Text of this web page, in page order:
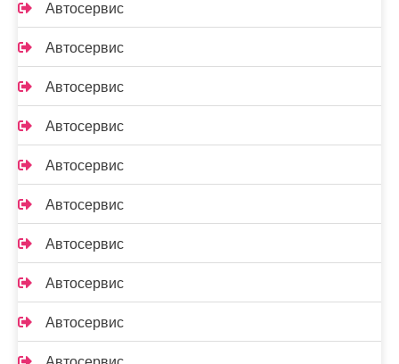
Автосервис
Автосервис
Автосервис
Автосервис
Автосервис
Автосервис
Автосервис
Автосервис
Автосервис